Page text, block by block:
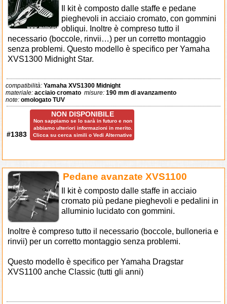
Il kit è composto dalle staffe e pedane
pieghevoli in acciaio cromato, con gommini
obliqui. Inoltre è compreso tutto il
necessario (boccole, rinvii…) per un corretto montaggio
senza problemi. Questo modello è specifico per Yamaha
XVS1300 Midnight Star.
compatibilità:Yamaha XVS1300 Midnight
materiale:acciaio cromato misure:190 mm di avanzamento
note:omologato TUV
#1383
NON DISPONIBILE
Non sappiamo se lo sarà in futuro e non
abbiamo ulteriori informazioni in merito.
Clicca su cerca simili o Vedi Alternative
Pedane avanzate XVS1100
Il kit è composto dalle staffe in acciaio
cromato più pedane pieghevoli e pedalini in
alluminio lucidato con gommini.
Inoltre è compreso tutto il necessario (boccole, bulloneria e
rinvii) per un corretto montaggio senza problemi.
Questo modello è specifico per Yamaha Dragstar
XVS1100 anche Classic (tutti gli anni)